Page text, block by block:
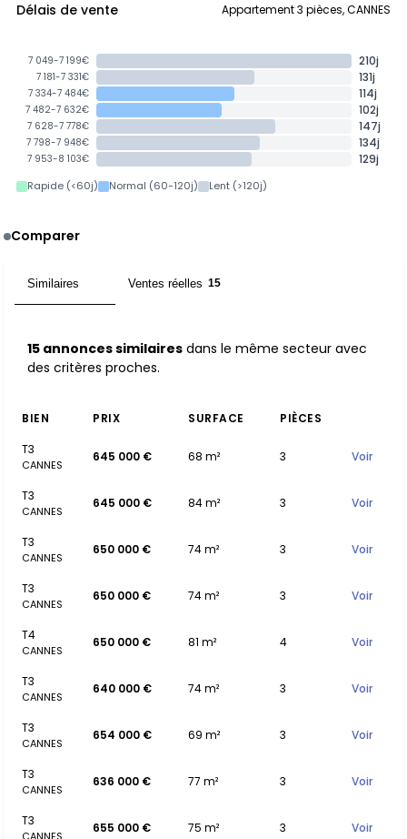
Délais de vente Appartement 3 pièces, CANNES
7 049-7 199€ 210j
7 181-7 331€ 131j
7 334-7 484€ 114j
7 482-7 632€ 102j
7 628-7 778€ 147j
7 798-7 948€ 134j
7 953-8 103€ 129j
Rapide (<60j) Normal (60-120j) Lent (>120j)
Comparer
Similaires Ventes réelles 15
15 annonces similaires dans le même secteur avec
des critères proches.
BIEN PRIX SURFACE
PIÈCES
T3
CANNES
645 000 € 68 m² 3 Voir
T3
CANNES
645 000 € 84 m² 3 Voir
T3
CANNES
650 000 € 74 m² 3 Voir
T3
CANNES
650 000 € 74 m² 3 Voir
T4
CANNES
650 000 € 81 m² 4 Voir
T3
CANNES
640 000 € 74 m² 3 Voir
T3
CANNES
654 000 € 69 m² 3 Voir
T3
CANNES
636 000 € 77 m² 3 Voir
T3 655 000 € 75 m² 3 Voir